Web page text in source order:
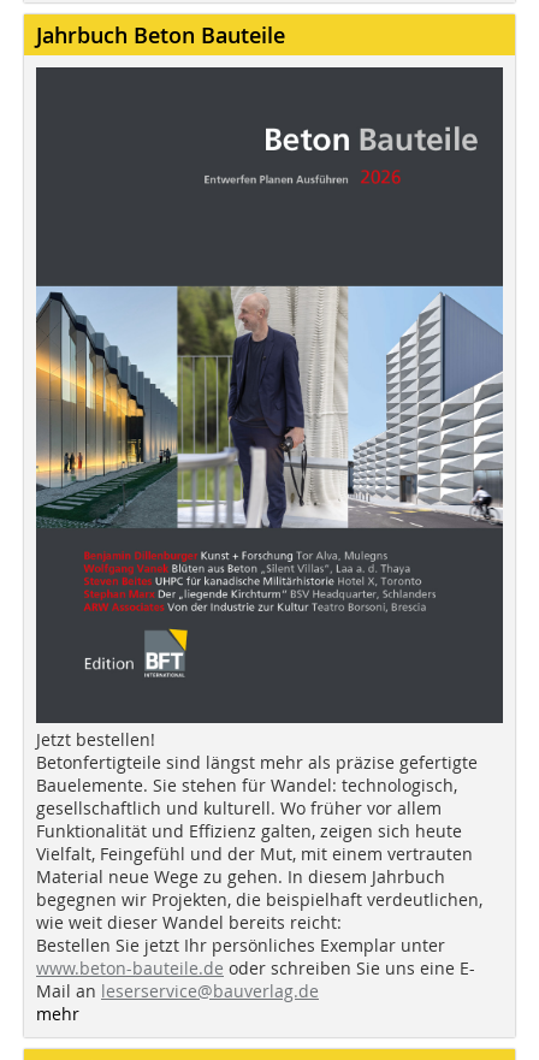
Jahrbuch Beton Bauteile
Jetzt bestellen!
Betonfertigteile sind längst mehr als präzise gefertigte
Bauelemente. Sie stehen für Wandel: technologisch,
gesellschaftlich und kulturell. Wo früher vor allem
Funktionalität und Effizienz galten, zeigen sich heute
Vielfalt, Feingefühl und der Mut, mit einem vertrauten
Material neue Wege zu gehen. In diesem Jahrbuch
begegnen wir Projekten, die beispielhaft verdeutlichen,
wie weit dieser Wandel bereits reicht:
Bestellen Sie jetzt Ihr persönliches Exemplar unter
www.beton-bauteile.de oder schreiben Sie uns eine E-
Mail an leserservice@bauverlag.de
mehr